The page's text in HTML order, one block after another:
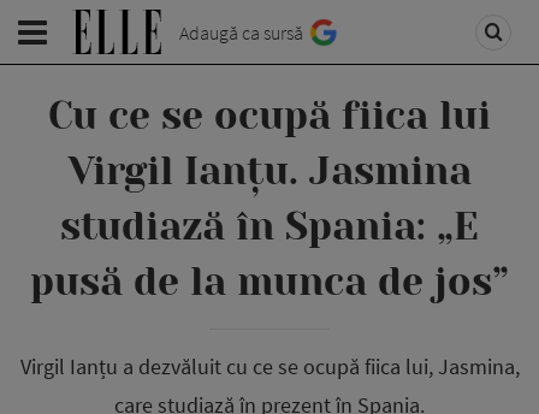
Adaugă ca sursă
Cu ce se ocupă fiica lui
Virgil Ianțu. Jasmina
studiază în Spania: „E
pusă de la munca de jos”
Virgil Ianțu a dezvăluit cu ce se ocupă fiica lui, Jasmina,
care studiază în prezent în Spania.